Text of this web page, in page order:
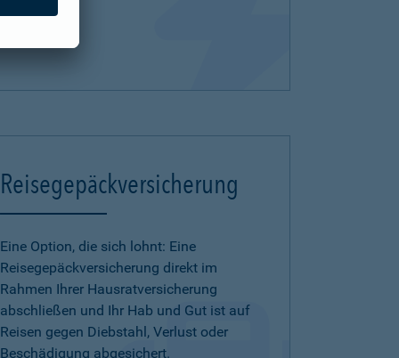
Reisegepäckversicherung
Eine Option, die sich lohnt: Eine
Reisegepäckversicherung direkt im
Rahmen Ihrer Hausratversicherung
abschließen und Ihr Hab und Gut ist auf
Reisen gegen Diebstahl, Verlust oder
Beschädigung abgesichert.